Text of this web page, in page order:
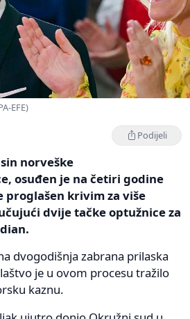
EFE)
Podijeli
norveške
osuđen je na četiri godine
proglašen krivim za više
dvije tačke optužnice za
dvogodišnja zabrana prilaska
je u ovom procesu tražilo
kaznu.